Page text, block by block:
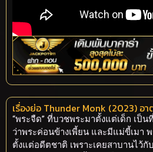
เรื่องย่อ Thunder Monk (2023) อ
“พระจืด” ที่บวชพระมาตั้งแต่เด็ก เป็
ว่าพระค่อนข้างเพี้ยน และมีแม่ขี้เมา
ตั้งแต่อดีตชาติ เพราะเคยสาบานไว้